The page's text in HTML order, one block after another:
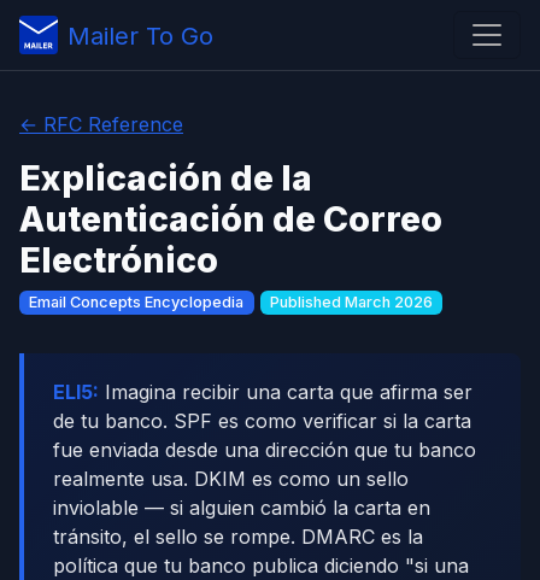
Mailer To Go
← RFC Reference
Explicación de la
Autenticación de Correo
Electrónico
Email Concepts Encyclopedia Published March 2026
ELI5: Imagina recibir una carta que afirma ser
de tu banco. SPF es como verificar si la carta
fue enviada desde una dirección que tu banco
realmente usa. DKIM es como un sello
inviolable — si alguien cambió la carta en
tránsito, el sello se rompe. DMARC es la
política que tu banco publica diciendo "si una